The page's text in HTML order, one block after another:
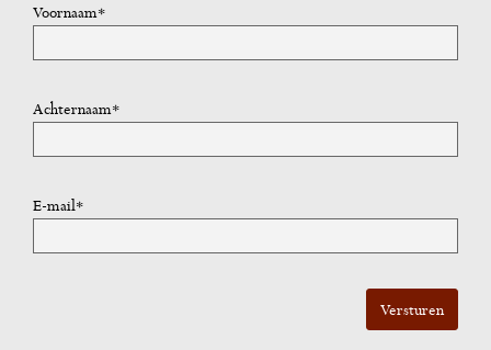
Voornaam*
Achternaam*
E-mail*